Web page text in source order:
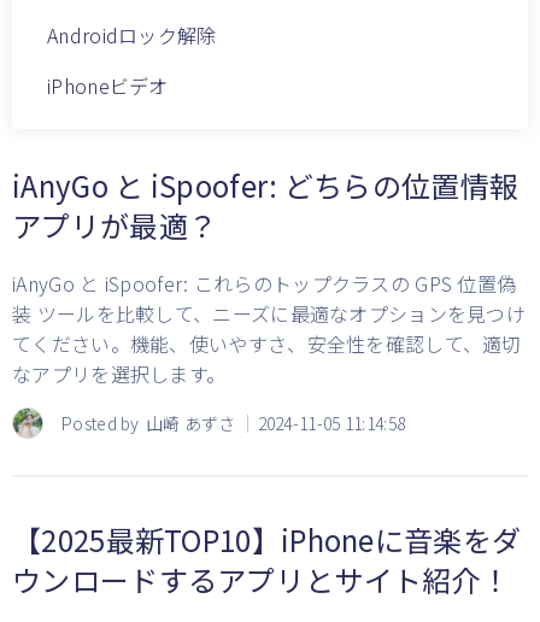
Androidロック解除
iPhoneビデオ
iAnyGo と iSpoofer: どちらの位置情報
アプリが最適？
iAnyGo と iSpoofer: これらのトップクラスの GPS 位置偽
装 ツールを比較して、ニーズに最適なオプションを見つけ
てください。機能、使いやすさ、安全性を確認して、適切
なアプリを選択します。
Posted by 山崎 あずさ 2024-11-05 11:14:58
【2025最新TOP10】iPhoneに音楽をダ
ウンロードするアプリとサイト紹介！